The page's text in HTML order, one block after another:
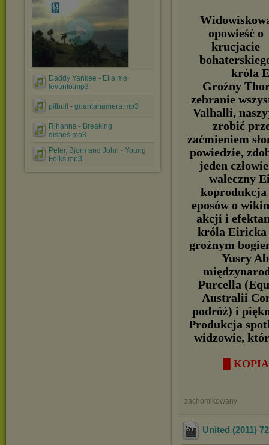
Daddy Yankee - Ella me
levantó.mp3
pitbull - guantanamera.mp3
Rihanna - Breaking
dishes.mp3
Peter, Bjorn and John - Young
Folks.mp3
opowieść o
krucjacie
króla
Groźny
zebranie
Valhalli,
zrobić
zaćmieniem
powiedzie,
jeden
waleczny
koprodukcja
eposów o
akcji i
króla Eiricka
groźnym
Yusry
Purcella
Australii
podróż) i
Produkcja
widzowie,
█
zachomikowany
United (2011)